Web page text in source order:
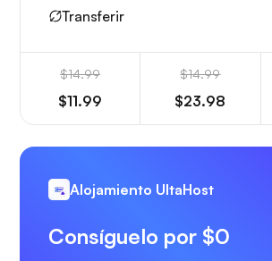
Transferir
$14.99
$11.99
$14.99
$23.98
Alojamiento UltaHost
Consíguelo por $0